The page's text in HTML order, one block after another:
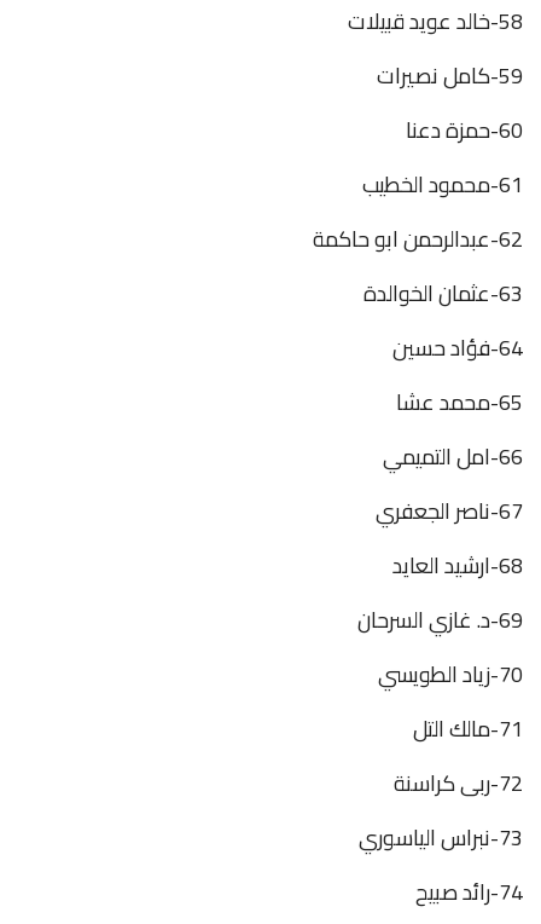
58-خالد عويد قبيلات
59-كامل نصيرات
60-حمزة دعنا
61-محمود الخطيب
62-عبدالرحمن ابو حاكمة
63-عثمان الخوالدة
64-فؤاد حسين
65-محمد عشا
66-امل التميمي
67-ناصر الجعفري
68-ارشيد العايد
69-د. غازي السرحان
70-زياد الطويسي
71-مالك التل
72-ربى كراسنة
73-نبراس الياسوري
74-رائد صبيح